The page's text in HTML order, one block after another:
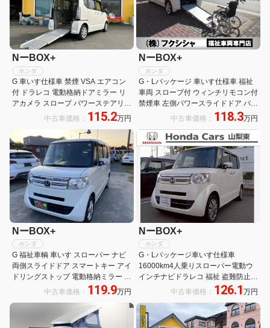
NーBOX+
ホンダ
G 車いす仕様車 禁煙 VSA エアコン
付 ドラレコ 電動格納ドアミラー リ
アカメラ スロープ パワーステアリン
グ ABS キーレス 点検記録簿 盗難防
バッグ WSRS エコモード
中古車価格： 115.2万円
NーBOX+
ホンダ
G・Lパッケージ 車いす仕様車 福祉
車両 スロープ付 ウィンチリモコン付
禁煙車 左側パワースライドドア バッ
クカメラ ETC スマートキー2個 2列
テアリングスイッチ 横滑り防止 エコ
モード
中古車価格： 118.3万円
NーBOX+
ホンダ
G 福祉車輌 車いす スローパー ナビ
両側スライドドア スマートキー アイ
ドリングストップ 電動格納ミラー 盗
難防止システム CVT ABS ESC エア
コン パワーステアリング パワーウィ
中古車価格： 119.9万円
NーBOX+
ホンダ
G・Lパッケージ車いす仕様車
16000km4人乗りスローパー電動ウ
インチナビドラレコ 福祉 盗難防止装
置 Rカメラ パワステ ワンセグTV 両
席エアバック 両側スライド片側電動
ドア エアコン 電格ミラー 禁煙車
ETC ナビTV
中古車価格： 126.1 万円